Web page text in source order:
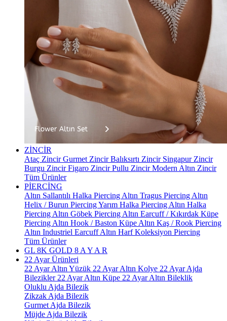
ZİNCİR
Ataç ZincirGurmet ZincirBalıksırtı Zincir Singapur Zincir
Burgu ZincirFigaro ZincirPullu ZincirModern Altın Zincir
Tüm Ürünler
PİERCİNG
Altın Sallantılı Halka Piercing Altın Tragus Piercing Altın
Helix / Burun PiercingYarım Halka Piercing Altın Halka
Piercing Altın Göbek Piercing Altın Earcuff / Kıkırdak Küpe
Piercing Altın Hook / Baston Küpe Altın Kaş / Rook Piercing
Altın Industriel EarcuffAltın Harf Koleksiyon Piercing
Tüm Ürünler
GL 8K GOLD 8 A Y A R
22 Ayar Ürünleri
22 Ayar Altın Yüzük 22 Ayar Altın Kolye 22 Ayar Ajda
Bilezikler 22 Ayar Altın Küpe 22 Ayar Altın Bileklik
Oluklu Ajda Bilezik
Zikzak Ajda Bilezik
Gurmet Ajda Bilezik
Müjde Ajda Bilezik